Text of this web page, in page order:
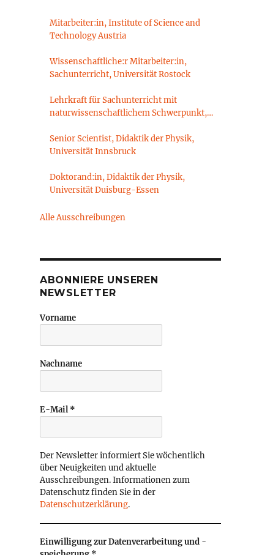
Mitarbeiter:in, Institute of Science and
Technology Austria
Wissenschaftliche:r Mitarbeiter:in,
Sachunterricht, Universität Rostock
Lehrkraft für Sachunterricht mit
naturwissenschaftlichem Schwerpunkt,
Brandenburgische Technische Universität
Cottbus-Senftenberg
Senior Scientist, Didaktik der Physik,
Universität Innsbruck
Doktorand:in, Didaktik der Physik,
Universität Duisburg-Essen
Alle Ausschreibungen
ABONNIERE UNSEREN
NEWSLETTER
Vorname
Nachname
E-Mail *
Der Newsletter informiert Sie wöchentlich
über Neuigkeiten und aktuelle
Ausschreibungen. Informationen zum
Datenschutz finden Sie in der
Datenschutzerklärung.
Einwilligung zur Datenverarbeitung und -